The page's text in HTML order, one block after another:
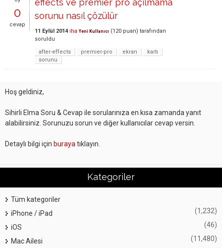
0
cevap
effects ve premier pro açılmama
sorunu nasıl çözülür
11 Eylül 2014 iha Yeni Kullanıcı (120 puan) tarafından
soruldu
after-effects
premier-pro ekran
kartı
sorunu
Hoş geldiniz,
Sihirli Elma Soru & Cevap ile sorularınıza en kısa zamanda yanıt
alabilirsiniz. Sorunuzu sorun ve diğer kullanıcılar cevap versin.
Detaylı bilgi için buraya tıklayın.
Kategoriler
Tüm kategoriler
iPhone / iPad
(1,232)
iOS (46)
Mac Ailesi (11,480)